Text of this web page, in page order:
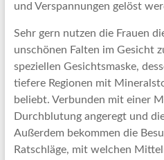
und Verspannungen gelöst
Sehr gern nutzen die Frauen
unschönen Falten im Gesicht
speziellen Gesichtsmaske,
tiefere Regionen mit
beliebt. Verbunden mit einer
Durchblutung angeregt und
Außerdem bekommen die
Ratschläge, mit welchen